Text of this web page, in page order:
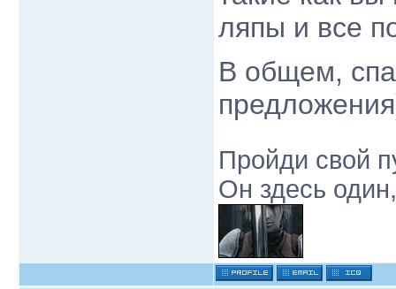
ляпы и все
В общем,
Пройди свой
Он здесь